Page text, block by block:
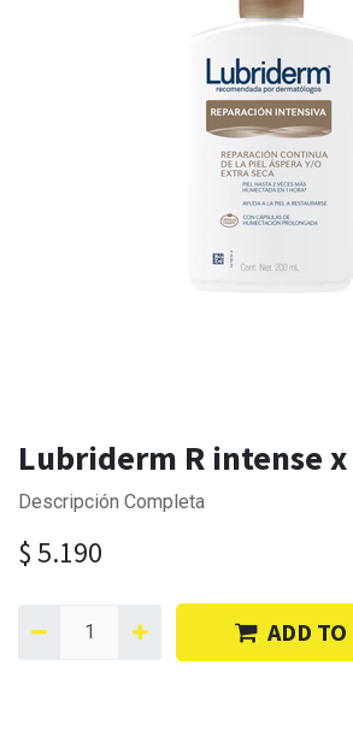
Lubriderm R intense
Descripción Completa
$ 5.190
ADD TO